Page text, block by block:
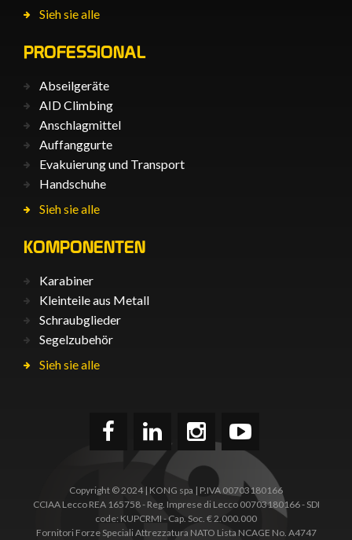
Sieh sie alle
PROFESSIONAL
Abseilgeräte
AID Climbing
Anschlagmittel
Auffanggurte
Evakuierung und Transport
Handschuhe
Sieh sie alle
KOMPONENTEN
Karabiner
Kleinteile aus Metall
Schraubglieder
Segelzubehör
Sieh sie alle
Copyright © 2024 | KONG spa | P.IVA 00703180166
CCIAA Lecco REA 165758 - Reg. Imprese di Lecco 00703180166 - SDI
code: KUPCRMI - Cap. Soc. € 2.000.000
Fornitori Forze Speciali Attrezzatura NATO Lista NCAGE No. A4747